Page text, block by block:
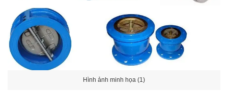
Hình ảnh minh họa (1)